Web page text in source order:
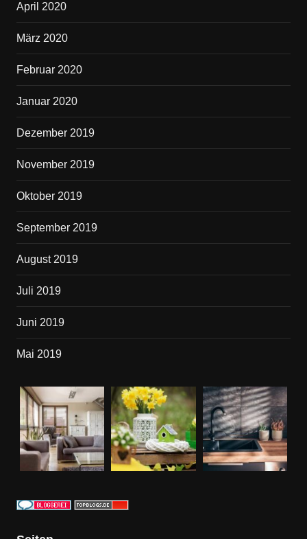
April 2020
März 2020
Februar 2020
Januar 2020
Dezember 2019
November 2019
Oktober 2019
September 2019
August 2019
Juli 2019
Juni 2019
Mai 2019